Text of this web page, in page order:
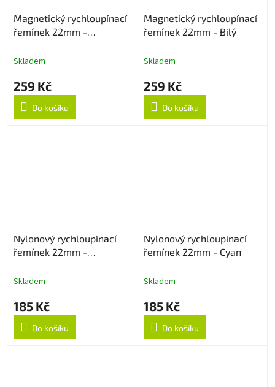
Magnetický rychloupínací
řemínek 22mm -
Skladem
259 Kč
Do košíku
Magnetický rychloupínací
řemínek 22mm - Bílý
Skladem
259 Kč
Do košíku
Nylonový rychloupínací
řemínek 22mm -
Skladem
185 Kč
Do košíku
Nylonový rychloupínací
řemínek 22mm - Cyan
Skladem
185 Kč
Do košíku